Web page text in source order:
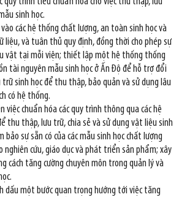
sinh học.
các hệ thống chất lượng, an toàn sinh học và
liệu, và tuân thủ quy định, đồng thời cho phép sự
vật tại mỗi viện; thiết lập một hệ thống thống
tài nguyên mẫu sinh học ở Ấn Độ để hỗ trợ đổi
sinh học để thu thập, bảo quản và sử dụng lâu
có hệ thống.
việc chuẩn hóa các quy trình thông qua các hệ
thu thập, lưu trữ, chia sẻ và sử dụng vật liệu sinh
bảo sự sẵn có của các mẫu sinh học chất lượng
nghiên cứu, giáo dục và phát triển sản phẩm; xây
cách tăng cường chuyên môn trong quản lý và
dấu một bước quan trọng hướng tới việc tăng